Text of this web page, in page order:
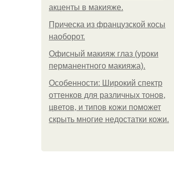
акценты в макияже.
Прическа из французской косы
наоборот.
Офисный макияж глаз (уроки
перманентного макияжа).
Особенности: Широкий спектр
оттенков для различных тонов,
цветов, и типов кожи поможет
скрыть многие недостатки кожи.